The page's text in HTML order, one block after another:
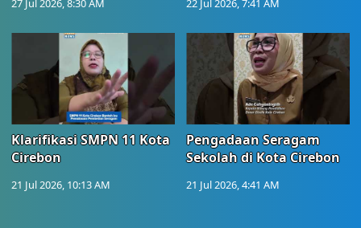
27 Jul 2026, 8:30 AM 22 Jul 2026, 7:41 AM
Klarifikasi SMPN 11 Kota
Cirebon
21 Jul 2026, 10:13 AM
Pengadaan Seragam
Sekolah di Kota Cirebon
21 Jul 2026, 4:41 AM